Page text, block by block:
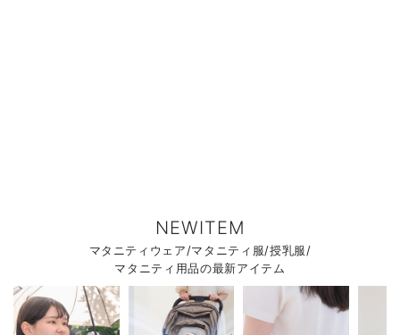
NEWITEM
マタニティウェア/マタニティ服/授乳服/
マタニティ用品の最新アイテム